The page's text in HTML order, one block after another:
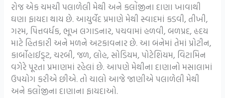
રોજ એક ચમચી પલાળેલી મેથી અને કલોંજીના દાણા ખાવાથી
ઘણા ફાયદા થાય છે. આયુર્વેદ પ્રમાણે મેથી સ્વાદમાં કડવી, તીખી,
ગરમ, પિત્તવર્ધક, ભૂખ લગાડનાર, પચવામાં હળવી, બળપ્રદ, હૃદય
માટે હિતકારી અને મળને અટકાવનાર છે. આ બંનેમાં તેમાં પ્રોટીન,
કાર્બોહાઈડ્ર્ટ, ચરબી, જળ, લોહ, સોડિયમ, પોટેશિયમ, વિટામિન
વગેરે પૂરતા પ્રમાણમાં રહેલાં છે. આપણે મેથીના દાણાનો મસાલામાં
ઉપયોગ કરીએ છીએ. તો ચાલો આજે જાણીએ પલાળેલી મેથી
અને કલોંજીના દાણાના ફાયદાઓ.